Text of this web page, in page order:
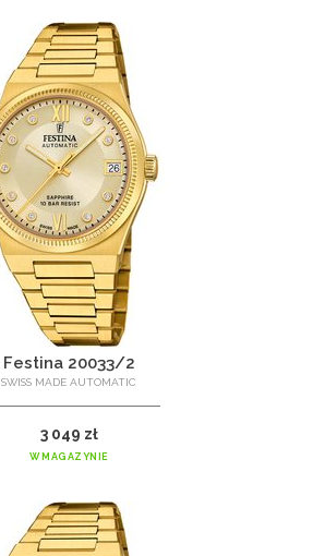
Festina 20033/2
SWISS MADE AUTOMATIC
3 049 zł
W MAGAZYNIE